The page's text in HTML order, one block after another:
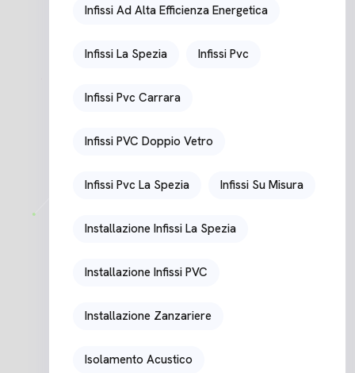
Infissi Ad Alta Efficienza Energetica
Infissi La Spezia Infissi Pvc
Infissi Pvc Carrara
Infissi PVC Doppio Vetro
Infissi Pvc La Spezia Infissi Su Misura
Installazione Infissi La Spezia
Installazione Infissi PVC
Installazione Zanzariere
Isolamento Acustico